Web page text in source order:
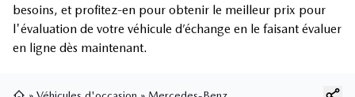
besoins, et profitez-en pour obtenir le meilleur prix pour
l'évaluation de votre véhicule d’échange en le faisant évaluer
en ligne dès maintenant.